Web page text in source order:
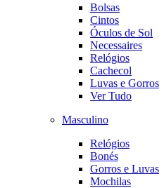
Bolsas
Cintos
Óculos de Sol
Necessaires
Relógios
Cachecol
Luvas e Gorros
Ver Tudo
Masculino
Relógios
Bonés
Gorros e Luvas
Mochilas